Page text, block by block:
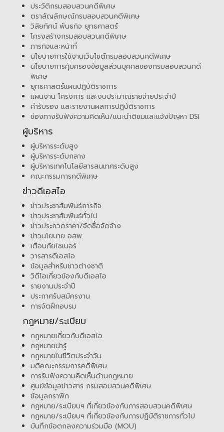
ประวัติกรมสอบสวนคดีพิเศษ
ตราสัญลักษณ์กรมสอบสวนคดีพิเศษ
วิสัยทัศน์ พันธกิจ ยุทธศาสตร์
โครงสร้างกรมสอบสวนคดีพิเศษ
ภารกิจและหน้าที่
นโยบายการใช้งานเว็บไซต์กรมสอบสวนคดีพิเศษ
นโยบายการคุ้มครองข้อมูลส่วนบุคคลของกรมสอบสวนคดี
พิเศษ
ยุทธศาสตร์แผนปฏิบัติราชการ
แผนงาน โครงการ และงบประมาณรายจ่ายประจำปี
คำรับรอง และรายงานผลการปฏิบัติราชการ
ช่องทางรับฟังความคิดเห็น/แนะนำติชมและแจ้งปัญหา DSI
ผู้บริหาร
ผู้บริหารระดับสูง
ผู้บริหารระดับกลาง
ผู้บริหารเทคโนโลยีสารสนเทศระดับสูง
คณะกรรมการคดีพิเศษ
ข่าวดีเอสไอ
ข่าวประชาสัมพันธ์ภารกิจ
ข่าวประชาสัมพันธ์ทั่วไป
ข่าวประกวดราคา/จัดซื้อจัดจ้าง
ข่าวนโยบาย อสพ.
เตือนภัยไซเบอร์
วารสารดีเอสไอ
ข้อมูลสำหรับชาวต่างชาติ
วิดีโอเกี่ยวข้องกับดีเอสไอ
รายงานประจำปี
ประกาศรับสมัครงาน
การจัดฝึกอบรม
กฎหมาย/ระเบียบ
กฎหมายเกี่ยวกับดีเอสไอ
กฎหมายน่ารู้
กฎหมายในชีวิตประจำวัน
มติคณะกรรมการคดีพิเศษ
การรับฟังความคิดเห็นด้านกฎหมาย
ศูนย์ข้อมูลข่าวสาร กรมสอบสวนคดีพิเศษ
ข้อมูลกราฟิก
กฎหมาย/ระเบียบฯ ที่เกี่ยวข้องกับการสอบสวนคดีพิเศษ
กฎหมาย/ระเบียบฯ ที่เกี่ยวข้องกับการปฏิบัติราชการทั่วไป
บันทึกข้อตกลงความร่วมมือ (MOU)